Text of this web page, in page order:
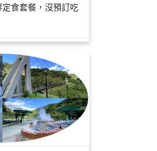
食套餐，沒預訂吃